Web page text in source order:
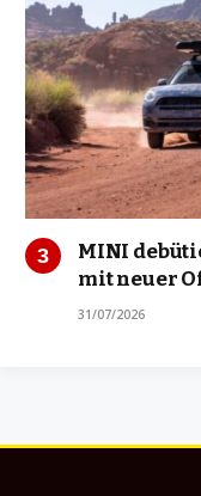
MINI
mit neuer
31/07/2026